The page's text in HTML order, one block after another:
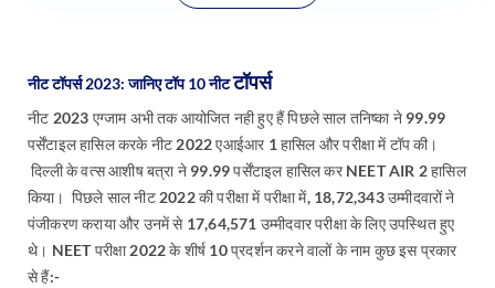
नीट टॉपर्स 2023: जानिए टॉप 10 नीटटॉपर्स
नीट 2023 एग्जाम अभी तक आयोजित नही हुए हैं पिछले साल तनिष्का ने 99.99
पर्सेंटाइल हासिल करके नीट 2022 एआईआर 1 हासिल और परीक्षा में टॉप की।
दिल्ली के वत्स आशीष बत्रा ने 99.99 पर्सेंटाइल हासिल कर NEET AIR 2 हासिल
किया। पिछले साल नीट 2022 की परीक्षा में परीक्षा में, 18,72,343 उम्मीदवारों ने
पंजीकरण कराया और उनमें से 17,64,571 उम्मीदवार परीक्षा के लिए उपस्थित हुए
थे। NEET परीक्षा 2022 के शीर्ष 10 प्रदर्शन करने वालों के नाम कुछ इस प्रकार
से हैं:-